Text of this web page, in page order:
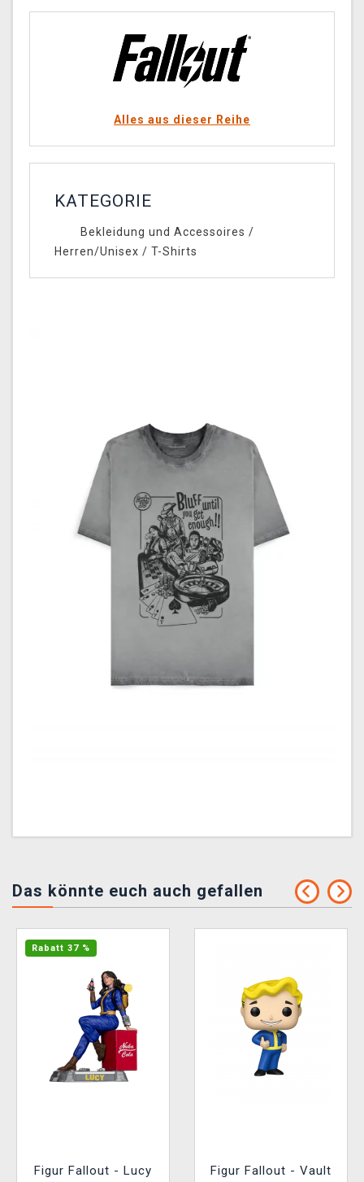
Alles aus dieser Reihe
KATEGORIE
Bekleidung und Accessoires /
Herren/Unisex / T-Shirts
Das könnte euch auch gefallen
Rabatt 37 %
Figur Fallout - Lucy
Figur Fallout - Vault